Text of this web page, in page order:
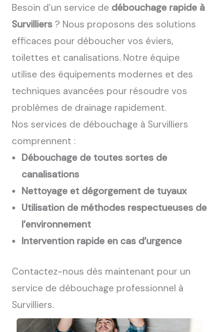
Besoin d’un service de débouchage rapide à
Survilliers ? Nous proposons des solutions
efficaces pour déboucher vos éviers,
toilettes et canalisations. Notre équipe
utilise des équipements modernes et des
techniques avancées pour résoudre vos
problèmes de drainage rapidement.
Nos services de débouchage à Survilliers
comprennent :
Débouchage de toutes sortes de
canalisations
Nettoyage et dégorgement de tuyaux
Utilisation de méthodes respectueuses de
l’environnement
Intervention rapide en cas d’urgence
Contactez-nous dès maintenant pour un
service de débouchage professionnel à
Survilliers.